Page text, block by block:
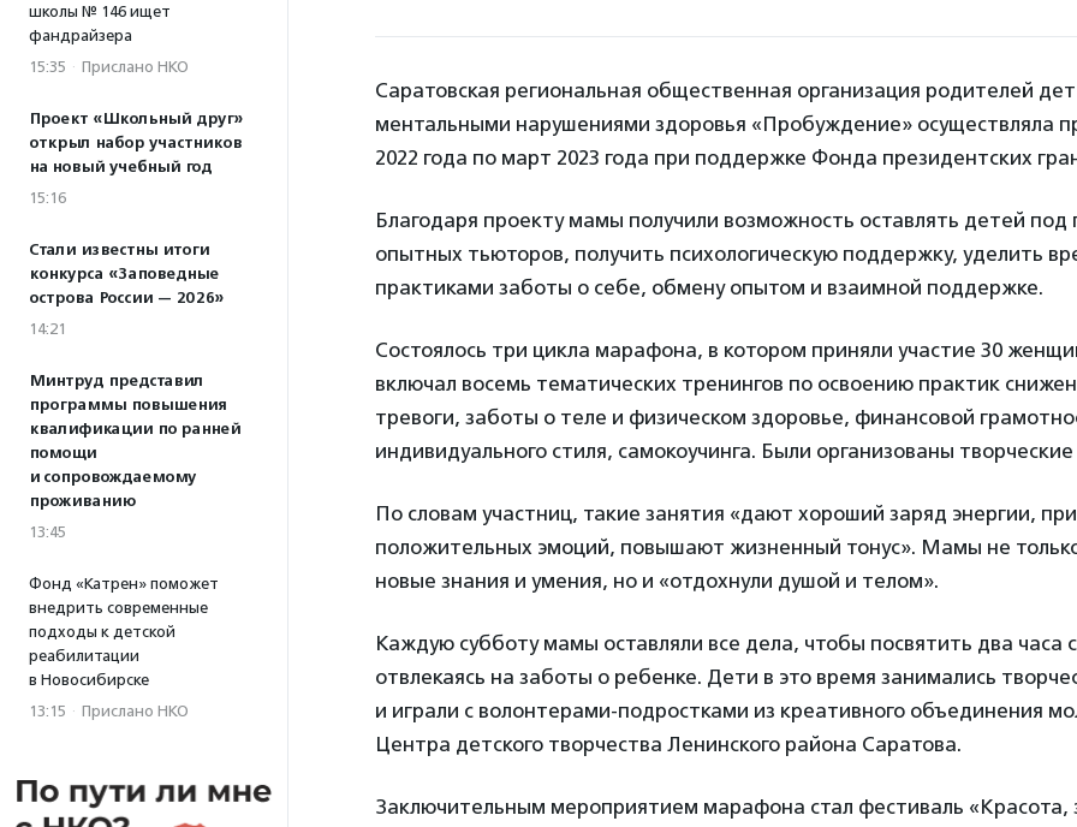
школы № 146 ищет
фандрайзера
15:35 · Прислано НКО
Проект «Школьный друг»
открыл набор участников
на новый учебный год
15:16
Стали известны итоги
конкурса «Заповедные
острова России — 2026»
14:21
Минтруд представил
программы повышения
квалификации по ранней
помощи
и сопровождаемому
проживанию
13:45
Фонд «Катрен» поможет
внедрить современные
подходы к детской
реабилитации
в Новосибирске
13:15 · Прислано НКО
Саратовская региональная общественная организация родителей
ментальными нарушениями здоровья «Пробуждение» осуществляла
2022 года по март 2023 года при поддержке Фонда президентских
Благодаря проекту мамы получили возможность оставлять детей
опытных тьюторов, получить психологическую поддержку, уделить
практиками заботы о себе, обмену опытом и взаимной поддержке.
Состоялось три цикла марафона, в котором приняли участие 30
включал восемь тематических тренингов по освоению практик
тревоги, заботы о теле и физическом здоровье, финансовой
индивидуального стиля, самокоучинга. Были организованы
По словам участниц, такие занятия «дают хороший заряд энергии,
положительных эмоций, повышают жизненный тонус». Мамы не
новые знания и умения, но и «отдохнули душой и телом».
Каждую субботу мамы оставляли все дела, чтобы посвятить два часа
отвлекаясь на заботы о ребенке. Дети в это время занимались
и играли с волонтерами-подростками из креативного объединения
Центра детского творчества Ленинского района Саратова.
Заключительным мероприятием марафона стал фестиваль «Красота,